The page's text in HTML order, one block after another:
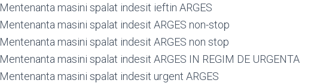
Mentenanta masini spalat indesit ieftin ARGES
Mentenanta masini spalat indesit ARGES non-stop
Mentenanta masini spalat indesit ARGES non stop
Mentenanta masini spalat indesit ARGES IN REGIM DE URGENTA
Mentenanta masini spalat indesit urgent ARGES